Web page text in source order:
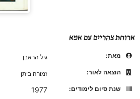
ארוחת צהריים עם אמא
מאת:
גיל הראבן
הוצאה לאור:
זמורה ביתן
שנת סיום לימודים:
1977